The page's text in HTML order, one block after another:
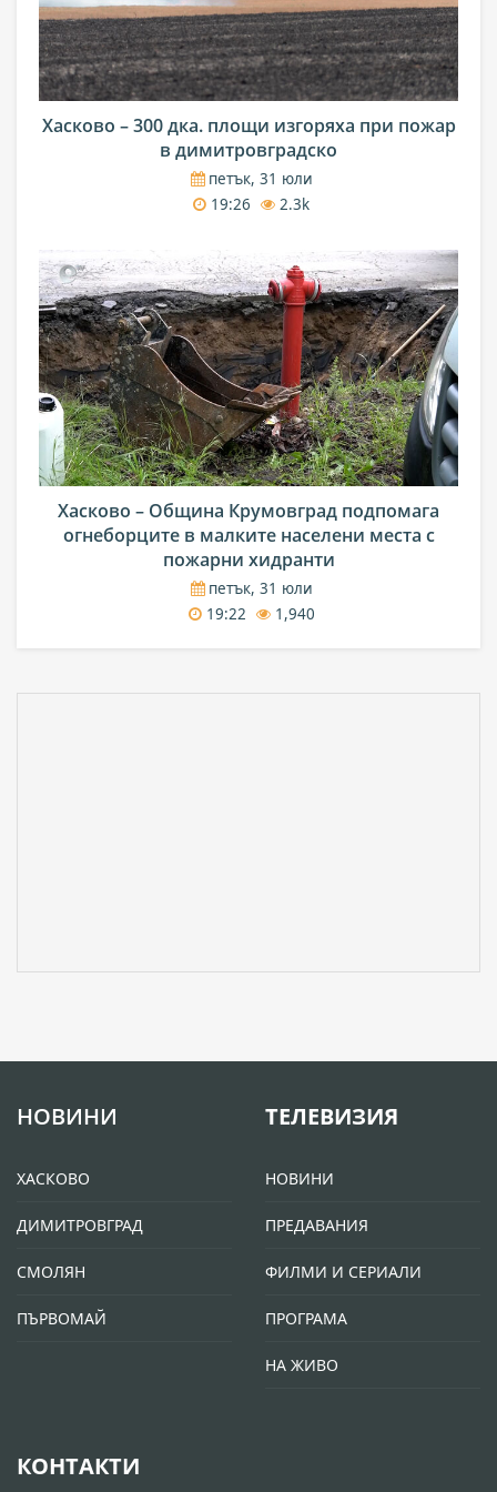
Хасково – 300 дка. площи изгоряха при пожар
в димитровградско
петък, 31 юли
19:26
2.3k
Хасково – Община Крумовград подпомага
огнеборците в малките населени места с
пожарни хидранти
петък, 31 юли
19:22
1,940
НОВИНИ
ХАСКОВО
ДИМИТРОВГРАД
СМОЛЯН
ПЪРВОМАЙ
ТЕЛЕВИЗИЯ
НОВИНИ
ПРЕДАВАНИЯ
ФИЛМИ И СЕРИАЛИ
ПРОГРАМА
НА ЖИВО
КОНТАКТИ